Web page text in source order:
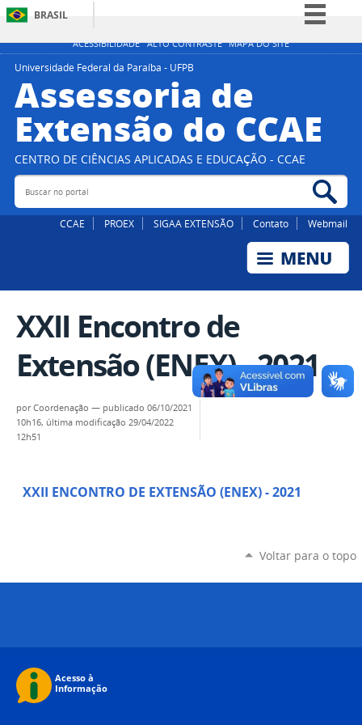
ACESSIBILIDADE ALTO CONTRASTE MAPA DO SITE
BRASIL
Simplifique!
Participe
Acesso à informação
Legislação
Canais
Universidade Federal da Paraíba - UFPB
Assessoria de
Extensão do CCAE
CENTRO DE CIÊNCIAS APLICADAS E EDUCAÇÃO - CCAE
Buscar no portal
CCAE PROEX SIGAA EXTENSÃO Contato Webmail
XXII Encontro de
Extensão (ENEX) - 2021
porCoordenação — publicado 06/10/2021
10h16, última modificação 29/04/2022
12h51
XXII ENCONTRO DE EXTENSÃO (ENEX) - 2021
Voltar para o topo